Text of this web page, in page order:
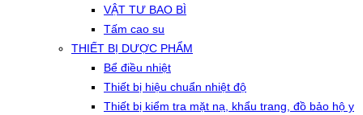
VẬT TƯ BAO BÌ
Tấm cao su
THIẾT BỊ DƯỢC PHẨM
Bể điều nhiệt
Thiết bị hiệu chuẩn nhiệt độ
Thiết bị kiểm tra mặt nạ, khẩu trang, đồ bảo hộ y